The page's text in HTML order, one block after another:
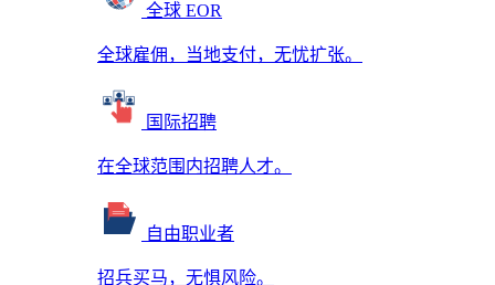
全球 EOR
全球雇佣，当地支付，无忧扩张。
国际招聘
在全球范围内招聘人才。
自由职业者
招兵买马，无惧风险。